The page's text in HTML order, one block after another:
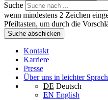
Suche
wenn mindestens 2 Zeichen
Pfeiltasten, um durch die
Suche abschicken
Kontakt
Karriere
Presse
Über uns in leichter
DE Deutsch
EN English